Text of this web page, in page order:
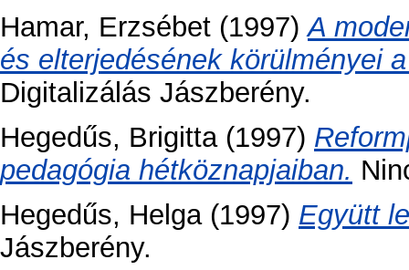
Hamar, Erzsébet (1997)A
és elterjedésének körülményei
Digitalizálás Jászberény.
Hegedűs, Brigitta(1997)
pedagógia hétköznapjaiban.
Hegedűs, Helga(1997) Együtt
Jászberény.